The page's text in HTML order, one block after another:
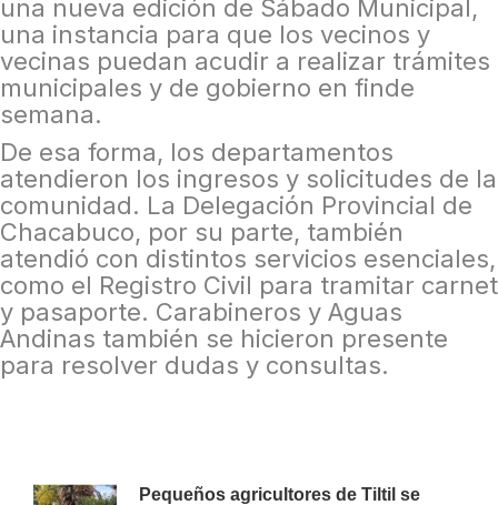
una nueva edición de Sábado Municipal,
una instancia para que los vecinos y
vecinas puedan acudir a realizar trámites
municipales y de gobierno en finde
semana.
De esa forma, los departamentos
atendieron los ingresos y solicitudes de la
comunidad. La Delegación Provincial de
Chacabuco, por su parte, también
atendió con distintos servicios esenciales,
como el Registro Civil para tramitar carnet
y pasaporte. Carabineros y Aguas
Andinas también se hicieron presente
para resolver dudas y consultas.
Pequeños agricultores de Tiltil se